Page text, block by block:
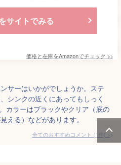
サイトでみる
価格と在庫をAmazonでチェック >>
サーはいかがでしょうか。ステ
シンクの近くにあってもしっく
カラーはブラックやクリア（底の
える）などがあります。
全てのおすすめコメント (1件)>